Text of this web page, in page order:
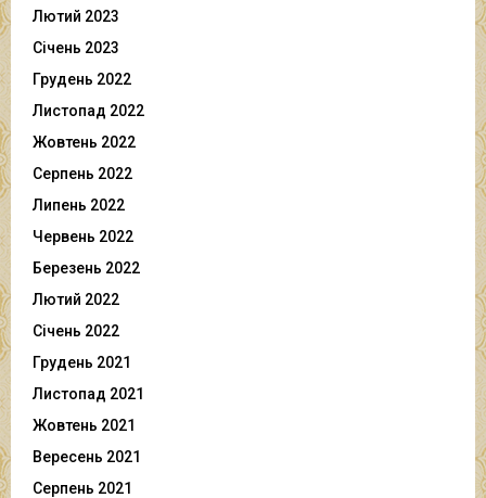
Лютий 2023
Січень 2023
Грудень 2022
Листопад 2022
Жовтень 2022
Серпень 2022
Липень 2022
Червень 2022
Березень 2022
Лютий 2022
Січень 2022
Грудень 2021
Листопад 2021
Жовтень 2021
Вересень 2021
Серпень 2021